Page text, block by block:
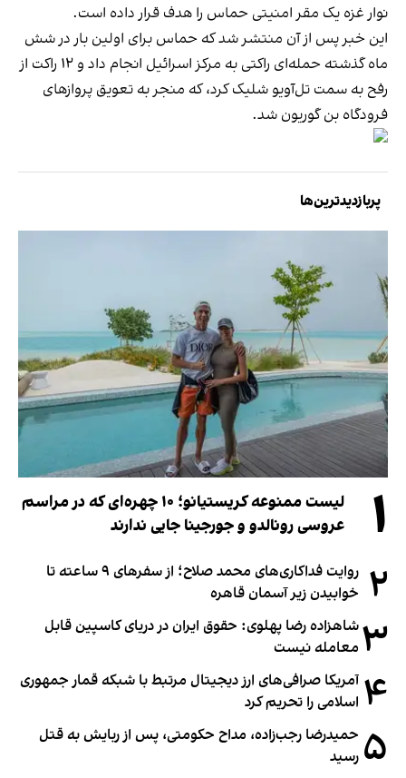
نوار غزه یک مقر امنیتی حماس را هدف قرار داده است.
این خبر پس از آن منتشر شد که حماس برای اولین بار در شش
ماه گذشته حمله‌ای راکتی به مرکز اسرائیل انجام داد و ۱۲ راکت از
رفح به سمت تل‌آویو شلیک کرد، که منجر به تعویق پروازهای
فرودگاه بن گوریون شد.
پربازدیدترین‌ها
۱
لیست ممنوعه کریستیانو؛ ۱۰ چهره‌ای که در مراسم
عروسی رونالدو و جورجینا جایی ندارند
۲
روایت فداکاری‌های محمد صلاح؛ از سفرهای ۹ ساعته تا
خوابیدن زیر آسمان قاهره
۳شاهزاده رضا پهلوی: حقوق ایران در دریای کاسپین قابل
معامله نیست
۴ آمریکا صرافی‌های ارز دیجیتال مرتبط با شبکه قمار جمهوری
اسلامی را تحریم کرد
۵ حمیدرضا رجب‌زاده، مداح حکومتی، پس از ربایش به قتل
رسید